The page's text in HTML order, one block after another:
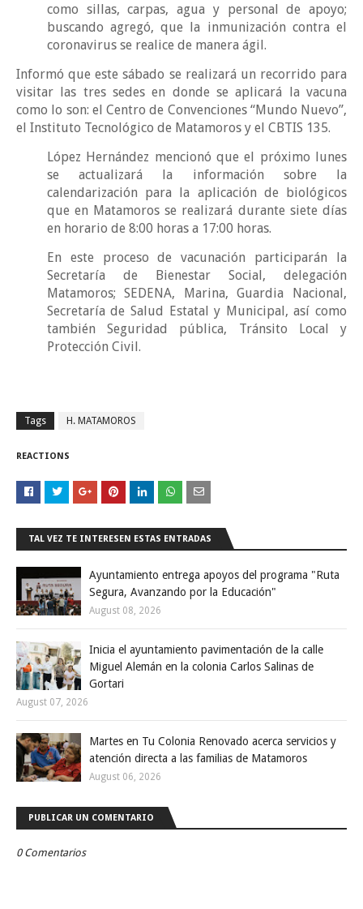
como sillas, carpas, agua y personal de apoyo;
buscando agregó, que la inmunización contra el
coronavirus se realice de manera ágil.
Informó que este sábado se realizará un recorrido para
visitar las tres sedes en donde se aplicará la vacuna
como lo son: el Centro de Convenciones “Mundo Nuevo”,
el Instituto Tecnológico de Matamoros y el CBTIS 135.
López Hernández mencionó que el próximo lunes
se actualizará la información sobre la
calendarización para la aplicación de biológicos
que en Matamoros se realizará durante siete días
en horario de 8:00 horas a 17:00 horas.
En este proceso de vacunación participarán la
Secretaría de Bienestar Social, delegación
Matamoros; SEDENA, Marina, Guardia Nacional,
Secretaría de Salud Estatal y Municipal, así como
también Seguridad pública, Tránsito Local y
Protección Civil.
Tags H. MATAMOROS
REACTIONS
TAL VEZ TE INTERESEN ESTAS ENTRADAS
Ayuntamiento entrega apoyos del programa "Ruta
Segura, Avanzando por la Educación"
August 08, 2026
Inicia el ayuntamiento pavimentación de la calle
Miguel Alemán en la colonia Carlos Salinas de
Gortari
August 07, 2026
Martes en Tu Colonia Renovado acerca servicios y
atención directa a las familias de Matamoros
August 06, 2026
PUBLICAR UN COMENTARIO
0 Comentarios